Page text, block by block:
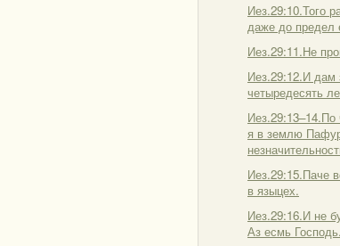
Иез.29:10.Того
даже до предел
Иез.29:11.Не
Иез.29:12.И дам
четыредесять
Иез.29:13–14.По
я в землю
Иез.29:15.Паче
в языцех.
Иез.29:16.И не
Аз есмь Господь.